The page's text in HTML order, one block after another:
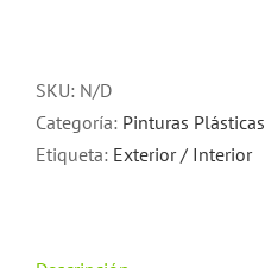
P40
Blanco
cantidad
SKU: N/D
Categoría: Pinturas Plásticas
Etiqueta: Exterior / Interior